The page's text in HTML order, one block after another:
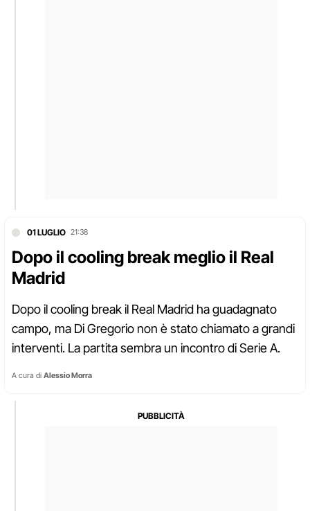
01 LUGLIO 21:38
Dopo il cooling break meglio il Real
Madrid
Dopo il cooling break il Real Madrid ha guadagnato
campo, ma Di Gregorio non è stato chiamato a grandi
interventi. La partita sembra un incontro di Serie A.
A cura di Alessio Morra